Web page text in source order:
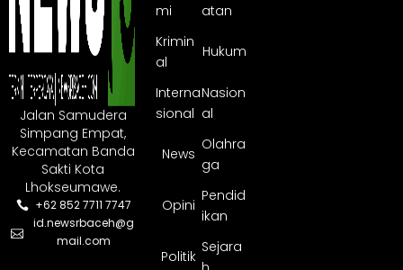
Jalan Samudera
Simpang Empat,
Kecamatan Banda
Sakti Kota
Lhokseumawe.
+62 852 7711 7747
id.newsrbaceh@g
mail.com
mi
atan
Krimin
al
Hukum
Interna
sional
Nasion
al
News
Olahra
ga
Opini
Pendid
ikan
Politik
Sejara